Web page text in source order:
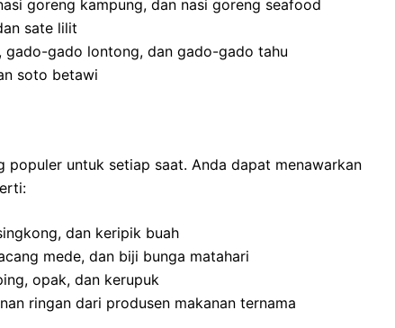
goreng kampung, dan nasi goreng seafood
sate lilit
gado-gado lontong, dan gado-gado tahu
soto betawi
populer untuk setiap saat. Anda dapat menawarkan
dan keripik buah
mede, dan biji bunga matahari
opak, dan kerupuk
ringan dari produsen makanan ternama